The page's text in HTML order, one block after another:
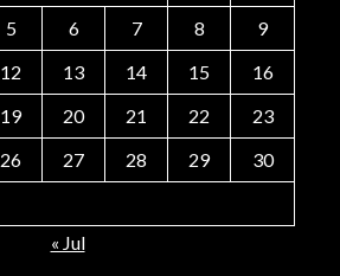
5 6 7 8
9
12 13 14 15
16
19 20 21 22
23
26 27 28 29
30
« Jul